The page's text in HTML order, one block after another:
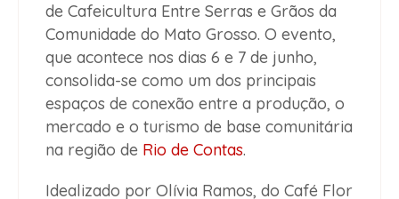
de Cafeicultura Entre Serras e Grãos da
Comunidade do Mato Grosso. O evento,
que acontece nos dias 6 e 7 de junho,
consolida-se como um dos principais
espaços de conexão entre a produção, o
mercado e o turismo de base comunitária
na região de Rio de Contas.
Idealizado por Olívia Ramos, do Café Flor